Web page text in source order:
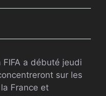
a débuté jeudi
sur les
France et